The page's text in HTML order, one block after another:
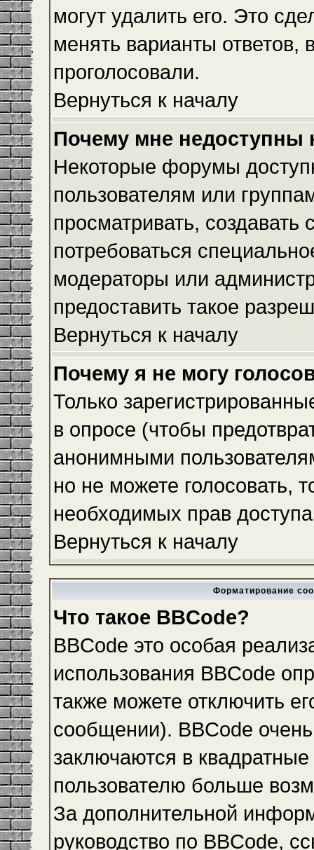
могут удалить его. Это
менять варианты ответов,
проголосовали.
Вернуться к началу
Почему мне
Некоторые форумы
пользователям или
просматривать,
потребоваться
модераторы или
предоставить такое
Вернуться к началу
Почему я не могу
Только
в опросе (чтобы
анонимными
но не можете голосовать,
необходимых прав
Вернуться к началу
Форматирование
Что такое BBCode?
BBCode это особая
использования BBCode
также можете отключить
сообщении). BBCode
заключаются в
пользователю больше
За дополнительной
руководство по BBCode,